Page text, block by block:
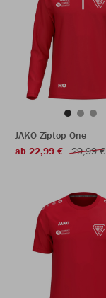
JAKO Ziptop One
ab 22,99 €
29,99 €